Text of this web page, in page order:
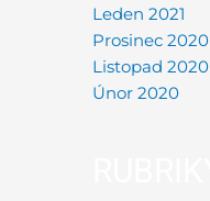
Leden 2021
Prosinec 2020
Listopad 2020
Únor 2020